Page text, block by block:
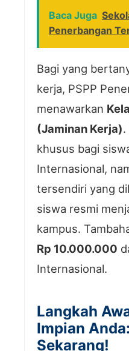
Baca Juga
Penerbangan
Bagi yang
kerja, PSPP
menawarkan
(Jaminan Kerja).
khusus bagi
Internasional,
tersendiri yang
siswa resmi
kampus.
Rp 10.000.000
Internasional.
Langkah
Impian
Sekarang!